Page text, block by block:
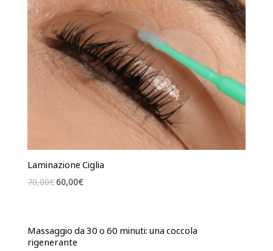
Laminazione Ciglia
70,00€Il
era:
70,00€.
60,00€Il
60,00€.
Massaggio da 30 o 60 minuti: una coccola
rigenerante